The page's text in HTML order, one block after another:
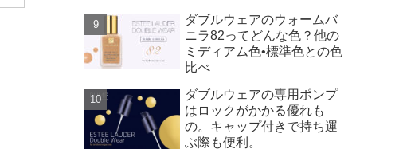
ダブルウェアのウォームバ
ニラ82ってどんな色？他の
ミディアム色•標準色との色
比べ
ダブルウェアの専用ポンプ
はロックがかかる優れも
の。キャップ付きで持ち運
ぶ際も便利。